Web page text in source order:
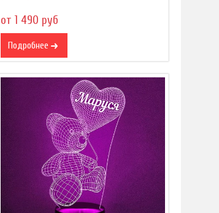
от 1 490 руб
Подробнее